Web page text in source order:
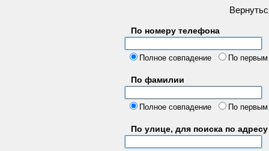
По номеру телефона
Полное совпадение
По
По фамилии
Полное совпадение По
По улице, для поиска по адресу